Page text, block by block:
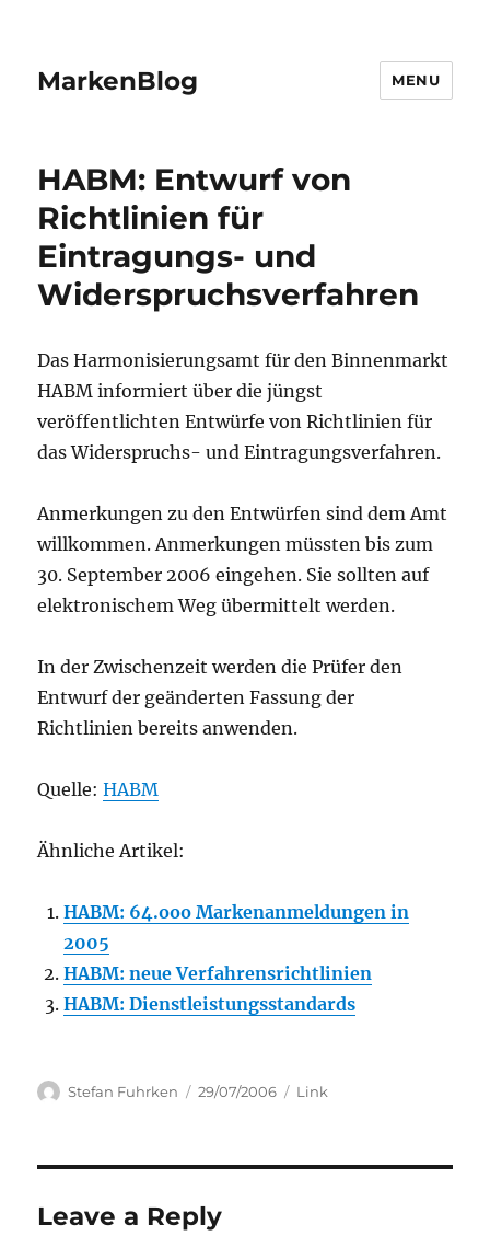
MarkenBlog MENU
HABM: Entwurf von
Richtlinien für
Eintragungs- und
Widerspruchsverfahren
Das Harmonisierungsamt für den Binnenmarkt
HABM informiert über die jüngst
veröffentlichten Entwürfe von Richtlinien für
das Widerspruchs- und Eintragungsverfahren.
Anmerkungen zu den Entwürfen sind dem Amt
willkommen. Anmerkungen müssten bis zum
30. September 2006 eingehen. Sie sollten auf
elektronischem Weg übermittelt werden.
In der Zwischenzeit werden die Prüfer den
Entwurf der geänderten Fassung der
Richtlinien bereits anwenden.
Quelle:HABM
Ähnliche Artikel:
HABM: 64.ooo Markenanmeldungen in
2005
HABM: neue Verfahrensrichtlinien
HABM: Dienstleistungsstandards
Author
Stefan Fuhrken
Posted
29/07/2006 Categories
Link
Leave a Reply